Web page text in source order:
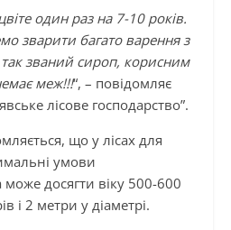
один раз на 7-10 років.
зварити багато варення з
званий сироп, корисним
меж!!!“, – повідомляє
лісове господарство”.
що у лісах для
умови
досягти віку 500-600
і 2 метри у діаметрі.